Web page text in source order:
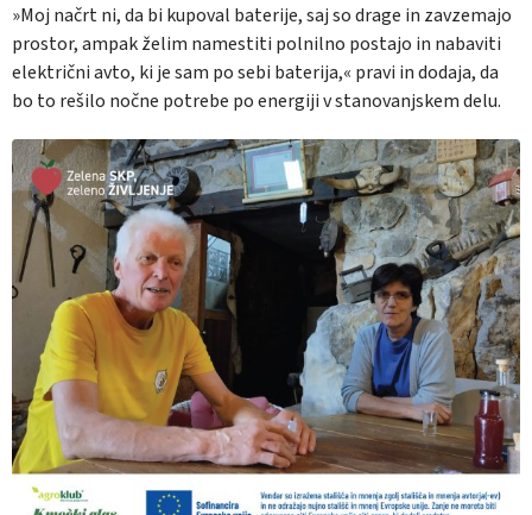
»Moj načrt ni, da bi kupoval baterije, saj so drage in zavzemajo
prostor, ampak želim namestiti polnilno postajo in nabaviti
električni avto, ki je sam po sebi baterija,« pravi in dodaja, da
bo to rešilo nočne potrebe po energiji v stanovanjskem delu.